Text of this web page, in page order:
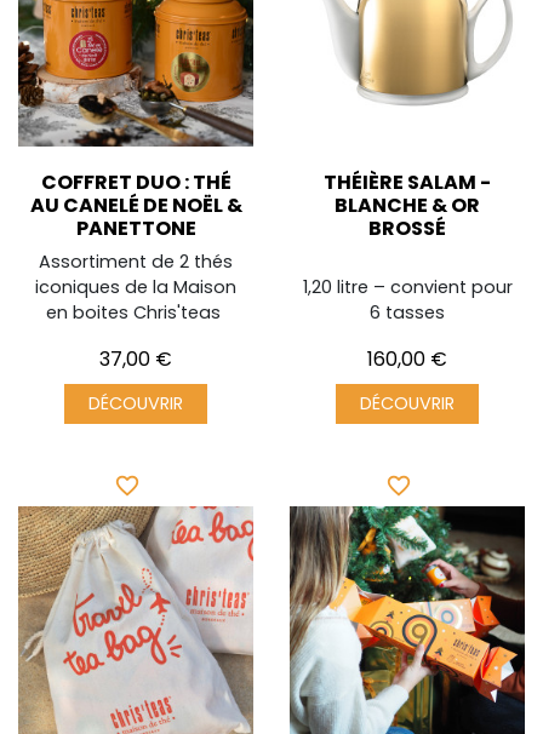
COFFRET DUO : THÉ
AU CANELÉ DE NOËL &
PANETTONE
Assortiment de 2 thés
iconiques de la Maison
en boites Chris'teas
Prix
37,00 €
DÉCOUVRIR
THÉIÈRE SALAM -
BLANCHE & OR
BROSSÉ
1,20 litre – convient pour
6 tasses
Prix
160,00 €
DÉCOUVRIR
favorite_border favorite_border